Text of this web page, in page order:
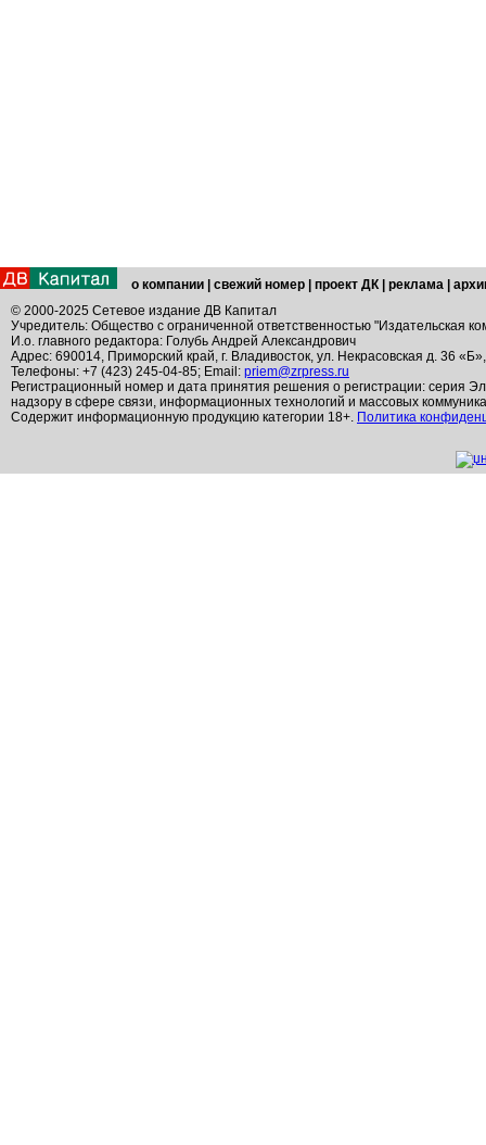
о компании свежий номер проект ДК реклама
© 2000-2025 Сетевое издание ДВ Капитал
Учредитель: Общество с ограниченной ответственностью "Издательская
И.о. главного редактора: Голубь Андрей Александрович
Адрес: 690014, Приморский край, г. Владивосток, ул. Некрасовская д. 36
Телефоны: +7 (423) 245-04-85; Email: priem@zrpress.ru
Регистрационный номер и дата принятия решения о регистрации: серия
надзору в сфере связи, информационных технологий и массовых
Содержит информационную продукцию категории 18+. Политика